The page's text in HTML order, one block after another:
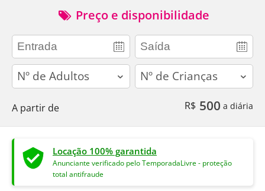
Preço e disponibilidade
adults children
A partir de R$ 500 a diária
Locação 100% garantida
Anunciante verificado pelo TemporadaLivre - proteção
total antifraude